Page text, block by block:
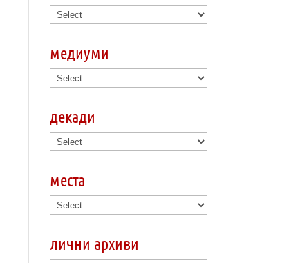
медиуми
декади
места
лични архиви